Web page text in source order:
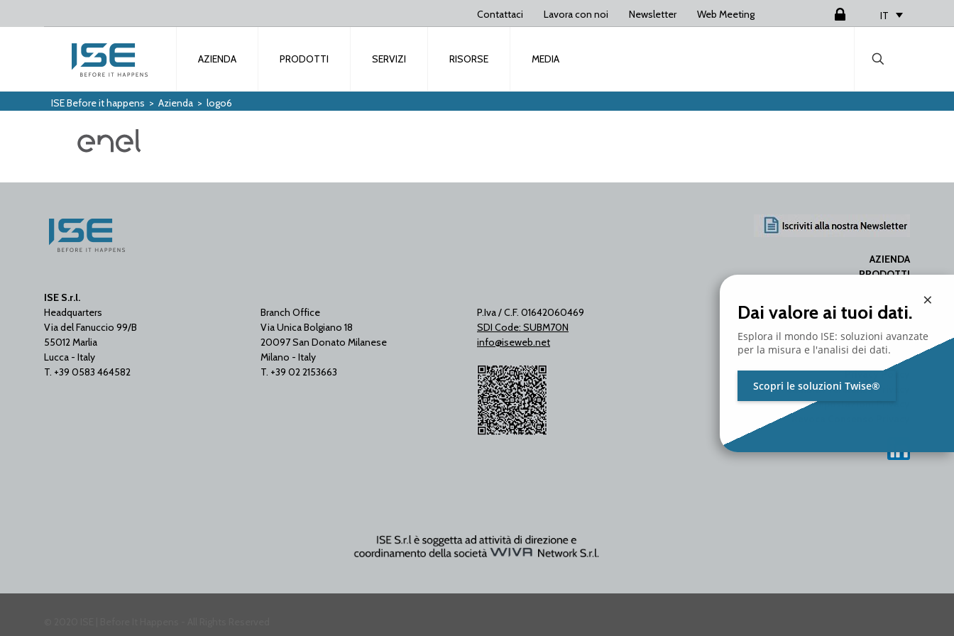
Contattaci Lavora con noi Newsletter Web Meeting IT
AZIENDA PRODOTTI SERVIZI RISORSE MEDIA
ISE Before it happens > Azienda > logo6
ISE S.r.l.
Headquarters
Via del Fanuccio 99/B
55012 Marlia
Lucca - Italy
T. +39 0583 464582
Branch Office
Via Unica Bolgiano 18
20097 San Donato Milanese
Milano - Italy
T. +39 02 2153663
P.Iva / C.F. 01642060469
SDI Code: SUBM70N
info@iseweb.net
AZIENDA
PRODOTTI
RISORSE
MEDIA
CONTATTACI
LAVORA CON NOI
Privacy Policy
Cambia Preferenze Privacy
Storico Impostazioni Privacy
×
Dai valore ai tuoi dati.
Esplora il mondo ISE: soluzioni avanzate
per la misura e l'analisi dei dati.
Scopri le soluzioni Twise®